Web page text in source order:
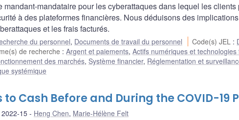
mandataire pour les cyberattaques dans lequel les clients
à des plateformes financières. Nous déduisons des
et les frais facturés.
du personnel, Documents de travail du personnel Code(s) JEL :
de recherche :Argent et paiements,Actifs numériques et
des marchés, Système financier, Réglementation et
systémique
to Cash Before and During the COVID-19
2022-15 Heng Chen, Marie-Hélène Felt